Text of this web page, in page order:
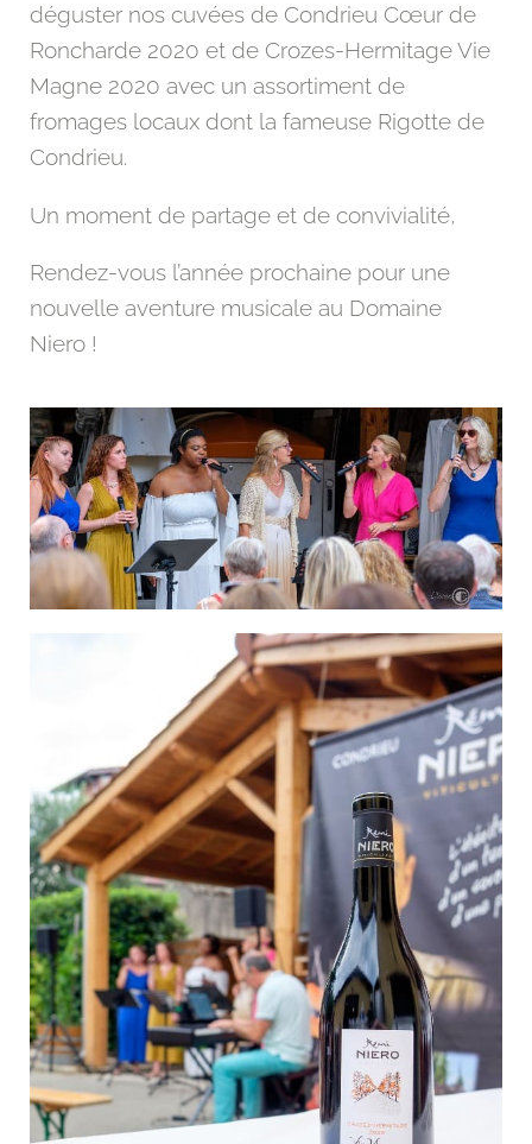
déguster nos cuvées de Condrieu Cœur de
Roncharde 2020 et de Crozes-Hermitage Vie
Magne 2020 avec un assortiment de
fromages locaux dont la fameuse Rigotte de
Condrieu.
Un moment de partage et de convivialité,
Rendez-vous l’année prochaine pour une
nouvelle aventure musicale au Domaine
Niero !